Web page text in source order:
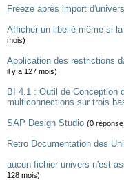
Freeze après import d'univers
Afficher un libellé même si
mois)
Application des restrictions
il y a 127 mois)
BI 4.1 : Outil de Conception
multiconnections sur trois
SAP Design Studio (0
Retro Documentation des
aucun fichier univers n'est
128 mois)